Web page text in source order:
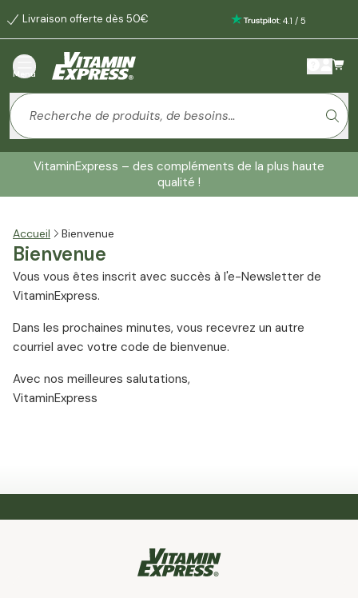
Livraison offerte dès 50€ : 4.1 / 5
Menu
VitaminExpress – des compléments de la plus haute
qualité !
Accueil Bienvenue
Bienvenue
Vous vous êtes inscrit avec succès à l'e-Newsletter de
VitaminExpress.
Dans les prochaines minutes, vous recevrez un autre
courriel avec votre code de bienvenue.
Avec nos meilleures salutations,
VitaminExpress